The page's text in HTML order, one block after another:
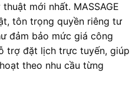
mới nhất. MASSAGE
tôn trọng quyền riêng tư
đảm bảo mức giá công
trợ đặt lịch trực tuyến, giúp
theo nhu cầu từng